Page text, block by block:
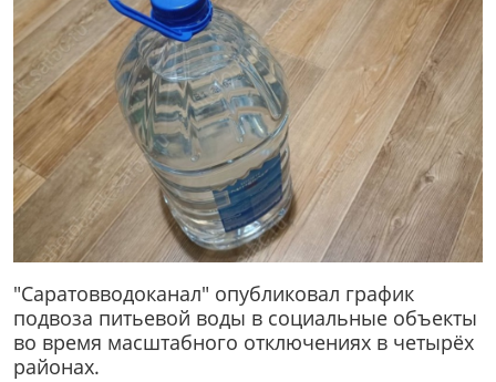
"Саратовводоканал" опубликовал график
подвоза питьевой воды в социальные объекты
во время масштабного отключениях в четырёх
районах.